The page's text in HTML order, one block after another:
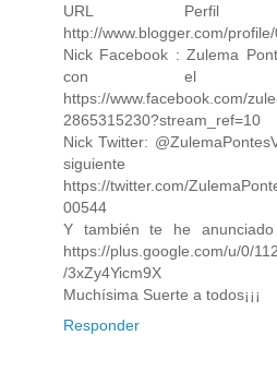
URL Perfil
http://www.blogger.com/
Nick Facebook : Zulema
con el
https://www.facebook.com/
2865315230?stream_ref=10
Nick Twitter:
https://twitter.com/
00544
Y también te he
https://plus.google.com/u/0/
/3xZy4Yicm9X
Muchísima Suerte a todos¡¡¡
Responder